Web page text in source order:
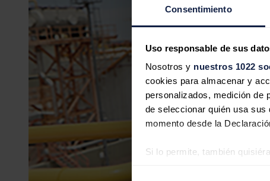
Consentimiento
Uso responsable de sus
Nosotros y nuestros 1022
cookies para almacenar y
personalizados, medición de
de seleccionar quién usa
momento desde la
Si lo permite, también